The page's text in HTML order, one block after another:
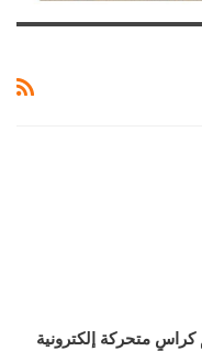
متحركة إلكترونية